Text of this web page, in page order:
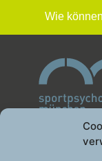
Wie